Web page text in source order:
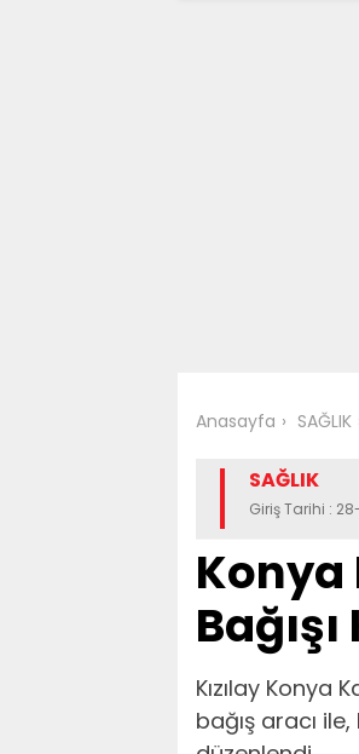
Anasayfa SAĞLIK
SAĞLIK
Giriş Tarihi :
Konya
Kızılay Konya
bağış aracı